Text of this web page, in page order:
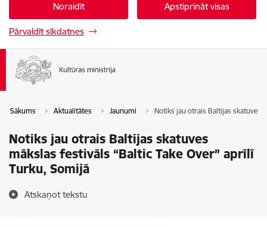
Noraidīt Apstiprināt visas
Pārvaldīt sīkdatnes
Sākums Aktualitātes Jaunumi Notiks jau otrais Baltijas skatuves
Notiks jau otrais Baltijas skatuves
mākslas festivāls “Baltic Take Over” aprīlī
Turku, Somijā
Atskaņot tekstu